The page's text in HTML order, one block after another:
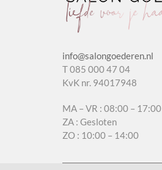
info@salongoederen.nl
T 085 000 47 04
KvK nr. 94017948
MA – VR : 08:00 – 17:00
ZA : Gesloten
ZO : 10:00 – 14:00